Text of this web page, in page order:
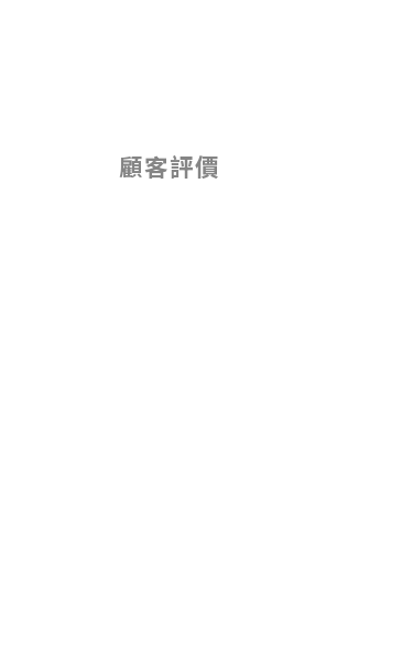
顧客評價